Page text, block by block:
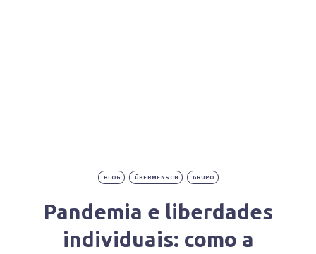
BLOG ÜBERMENSCH GRUPO
Pandemia e liberdades
individuais: como a